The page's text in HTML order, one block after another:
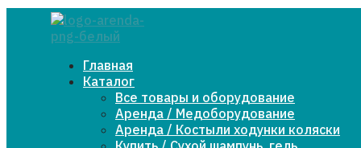
Главная
Каталог
Все товары и оборудование
Аренда / Медоборудование
Аренда / Костыли ходунки коляски
Реабилитация после инсульта – что для
этого необходимо
Реабилитация после инсульта является важным
этапом восстановления пациента и его
возвращения к нормальной жизни. В данной статье
мы рассмотрим необходимое оборудование,
средства для ухода и персонал, которые могут